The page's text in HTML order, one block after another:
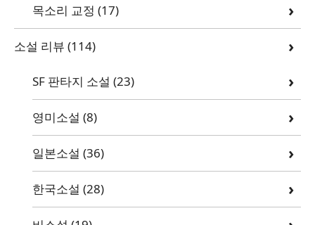
목소리 교정 (17)
소설 리뷰 (114)
SF 판타지 소설 (23)
영미소설 (8)
일본소설 (36)
한국소설 (28)